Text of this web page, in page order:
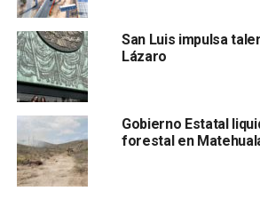
por concepto de pago de paquetería.
Después de esto elementos de laFME
que no debe de contestar este tipo de
las cuales se tratan de extorsión.
San Luis impulsa
Lázaro
Gobierno Estatal
forestal en